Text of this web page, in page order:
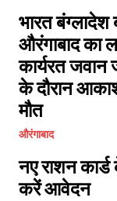
भारत बंग्लादेश
औरंगाबाद का
कार्यरत
के दौरान
मौत
औरंगाबाद
नए राशन
करें आवेदन